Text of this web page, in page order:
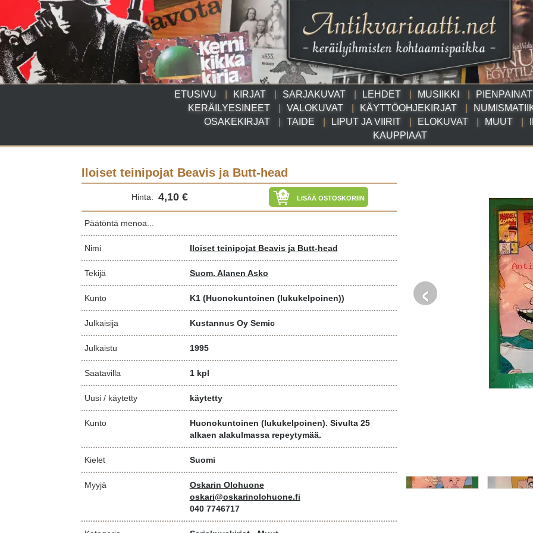
ETUSIVU KIRJAT SARJAKUVAT LEHDET MUSIIKKI
KERÄILYESINEET
VALOKUVAT KÄYTTÖOHJEKIRJAT
OSAKEKIRJAT
TAIDE LIPUT JA VIIRIT ELOKUVAT MUUT
KAUPPIAAT
Iloiset teinipojat Beavis ja Butt-head
‹
Hinta: 4,10 € LISÄÄ OSTOSKORIIN
Päätöntä menoa...
Nimi Iloiset teinipojat Beavis ja Butt-head
Tekijä Suom. Alanen Asko
Kunto K1 (Huonokuntoinen (lukukelpoinen))
Julkaisija Kustannus Oy Semic
Julkaistu 1995
Saatavilla 1 kpl
Uusi / käytetty käytetty
Kunto
Huonokuntoinen (lukukelpoinen). Sivulta 25
alkaen alakulmassa repeytymää.
Kielet Suomi
Myyjä
Oskarin Olohuone
oskari@oskarinolohuone.fi
040 7746717